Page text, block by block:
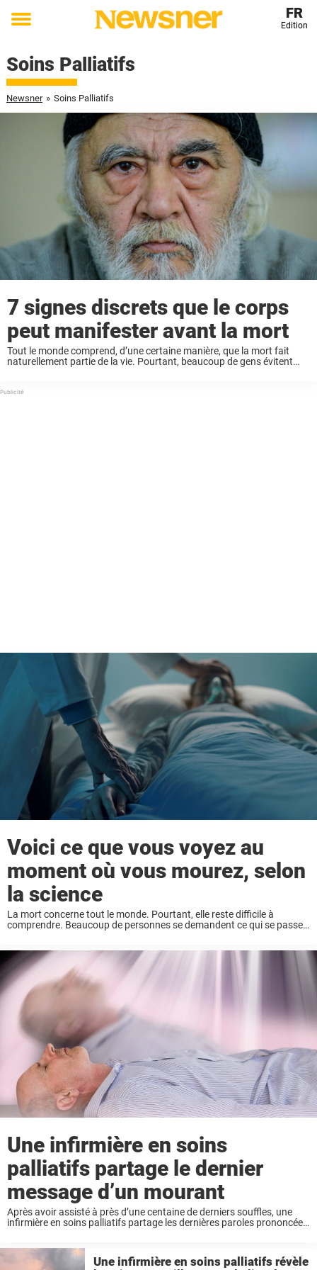
Toggle
FR
Edition
Soins Palliatifs
Newsner » Soins Palliatifs
7 signes discrets que le corps
peut manifester avant la mort
Tout le monde comprend, d’une certaine manière, que la mort fait
naturellement partie de la vie. Pourtant, beaucoup de gens évitent
Voici ce que vous voyez au
moment où vous mourez, selon
la science
La mort concerne tout le monde. Pourtant, elle reste difficile à
comprendre. Beaucoup de personnes se demandent ce qui se passe
Une infirmière en soins
palliatifs partage le dernier
message d’un mourant
Après avoir assisté à près d’une centaine de derniers souffles, une
infirmière en soins palliatifs partage les dernières paroles prononcées
Une infirmière en soins palliatifs révèle